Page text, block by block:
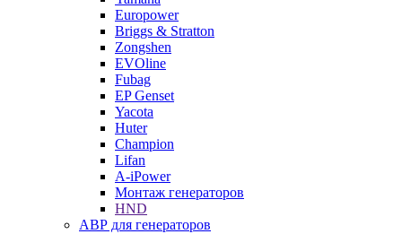
Europower
Briggs & Stratton
Zongshen
EVOline
Fubag
EP Genset
Yacota
Huter
Champion
Lifan
A-iPower
Монтаж генераторов
HND
АВР для генераторов